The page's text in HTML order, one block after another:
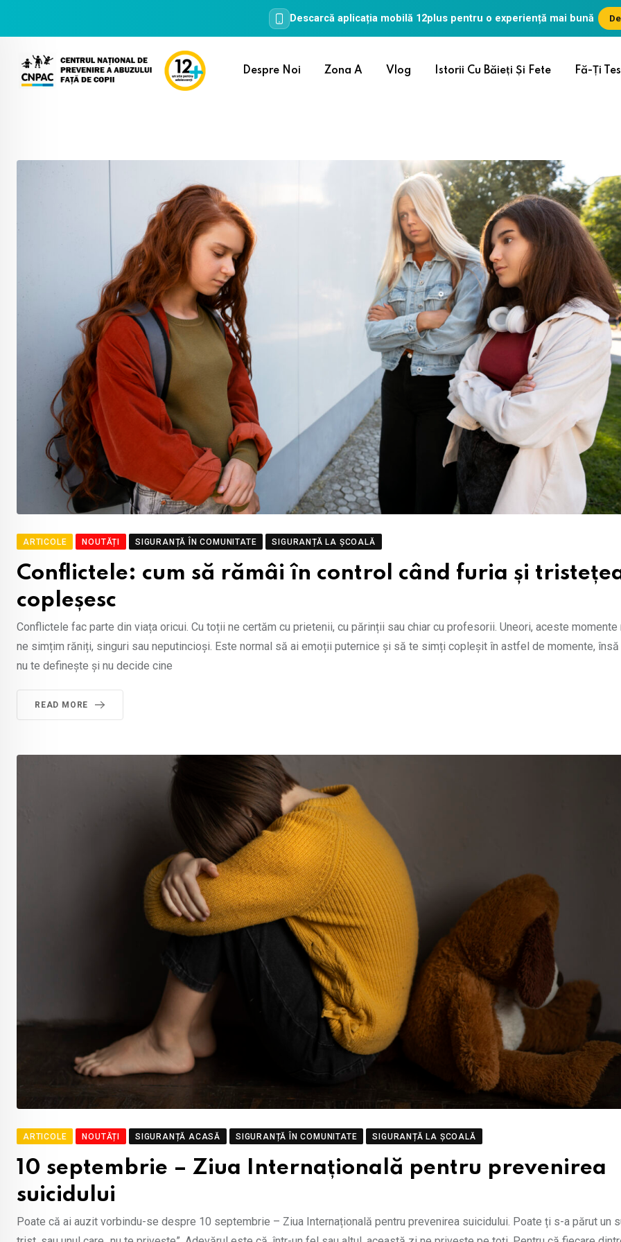
Descarcă aplicația mobilă 12pluspentru o experiență mai bună
content
Despre Noi Zona A Vlog Istorii Cu Băieți Și Fete Fă-Ți
ARTICOLE NOUTĂȚI SIGURANȚĂ ÎN COMUNITATE SIGURANȚĂ LA ȘCOALĂ
Conflictele: cum să rămâi în control când furia și
copleșesc
Conflictele fac parte din viața oricui. Cu toții ne certăm cu prietenii, cu părinții sau chiar cu profesorii. Uneori, aceste momente
ne simțim răniți, singuri sau neputincioși. Este normal să ai emoții puternice și să te simți copleșit în astfel de momente,
nu te definește și nu decide cine
READ MORE
ARTICOLE NOUTĂȚI SIGURANȚĂ ACASĂ SIGURANȚĂ ÎN COMUNITATE SIGURANȚĂ LA ȘCOALĂ
10 septembrie – Ziua Internațională pentru prevenirea
suicidului
Poate că ai auzit vorbindu-se despre 10 septembrie – Ziua Internațională pentru prevenirea suicidului. Poate ți s-a părut un